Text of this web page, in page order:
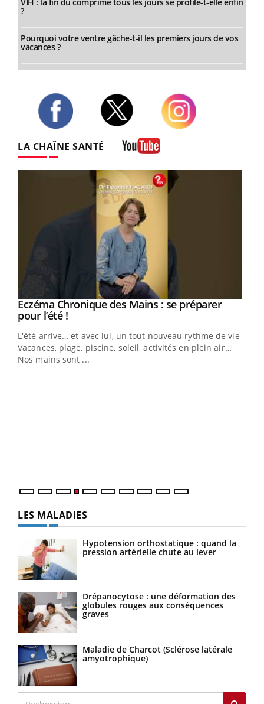
?
Pourquoi votre ventre gâche-t-il les premiers jours de vos
vacances ?
LA CHAÎNE SANTÉ
Youtube
Eczéma Chronique des Mains : se préparer
pour l’été !Youtube
L'été arrive… et avec lui, un tout nouveau rythme de vie !
Vacances, plage, piscine, soleil, activités en plein air…
Nos mains sont ...
LES MALADIES
Hypotension orthostatique : quand la
pression artérielle chute au lever
Drépanocytose : une déformation des
globules rouges aux conséquences
graves
Maladie de Charcot (Sclérose latérale
amyotrophique)